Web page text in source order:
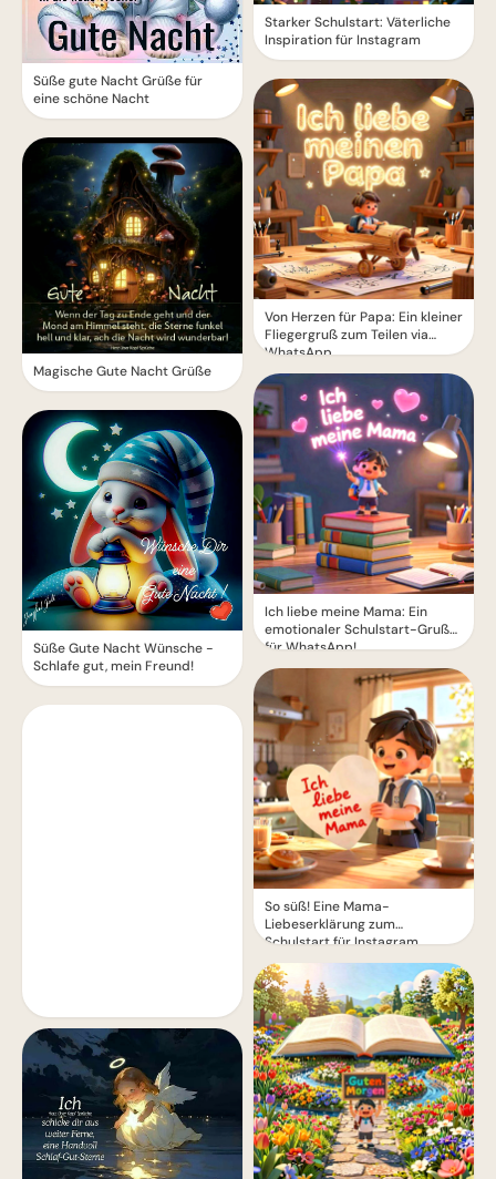
Süße gute Nacht Grüße für
eine schöne Nacht
Magische Gute Nacht Grüße
Süße Gute Nacht Wünsche -
Schlafe gut, mein Freund!
Starker Schulstart: Väterliche
Inspiration für Instagram
Von Herzen für Papa: Ein kleiner
Fliegergruß zum Teilen via
WhatsApp
Ich liebe meine Mama: Ein
emotionaler Schulstart-Gruß
für WhatsApp!
So süß! Eine Mama-
Liebeserklärung zum
Schulstart für Instagram